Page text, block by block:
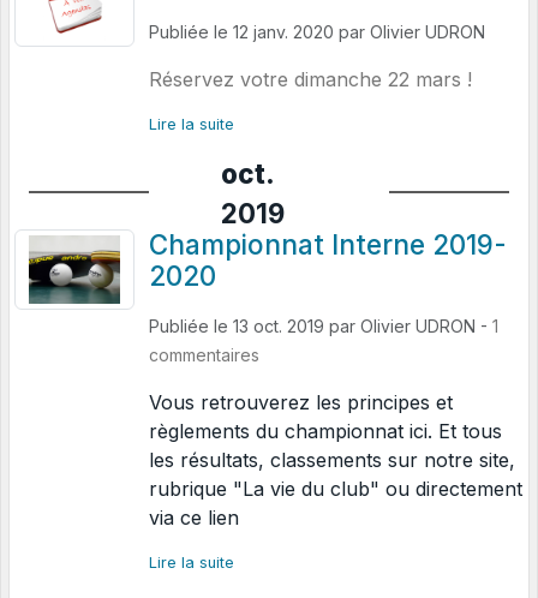
Publiée le 12 janv. 2020 par Olivier UDRON
Réservez votre dimanche 22 mars !
Lire la suite
oct.
2019
Championnat Interne 2019-
2020
Publiée le 13 oct. 2019 par Olivier UDRON - 1
commentaires
Vous retrouverez les principes et
règlements du championnat ici. Et tous
les résultats, classements sur notre site,
rubrique "La vie du club" ou directement
via ce lien
Lire la suite